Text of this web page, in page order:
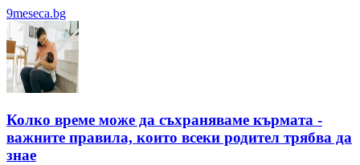
9meseca.bg
Колко време може да съхраняваме кърмата -
важните правила, които всеки родител трябва да
знае